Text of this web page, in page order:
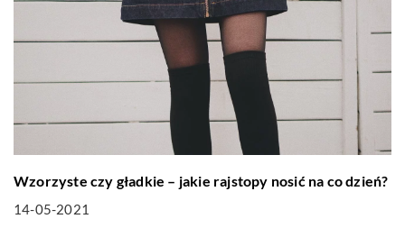
Wzorzyste czy gładkie – jakie rajstopy nosić na co dzień?
14-05-2021